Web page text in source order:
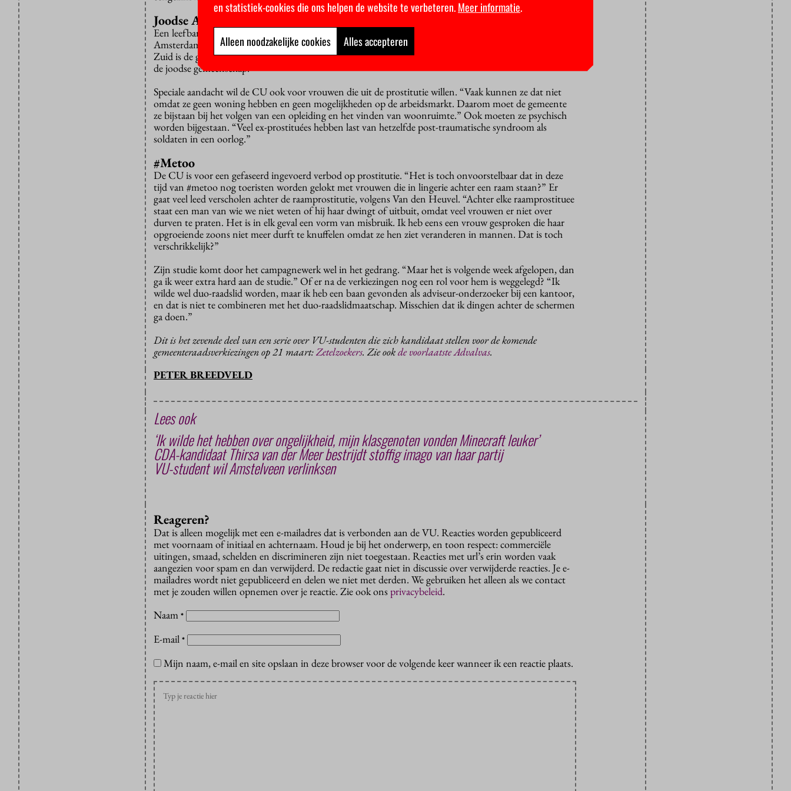
Joodse Amsterdammers
Een leefbare stad is er ook één waar iedereen zich veilig moet voelen. “Wij hebben veel joodse
Amsterdammers gesproken die zich niet veilig voelen, niet met een keppeltje over straat durven. Hier in
Zuid is de gevel van het Joodse restaurant HaCarmel al drie keer vernield. We moeten dus opkomen voor
de joodse gemeenschap.”
Speciale aandacht wil de CU ook voor vrouwen die uit de prostitutie willen. “Vaak kunnen ze dat niet
omdat ze geen woning hebben en geen mogelijkheden op de arbeidsmarkt. Daarom moet de gemeente
ze bijstaan bij het volgen van een opleiding en het vinden van woonruimte.” Ook moeten ze psychisch
worden bijgestaan. “Veel ex-prostituées hebben last van hetzelfde post-traumatische syndroom als
soldaten in een oorlog.”
#Metoo
De CU is voor een gefaseerd ingevoerd verbod op prostitutie. “Het is toch onvoorstelbaar dat in deze
tijd van #metoo nog toeristen worden gelokt met vrouwen die in lingerie achter een raam staan?” Er
gaat veel leed verscholen achter de raamprostitutie, volgens Van den Heuvel. “Achter elke raamprostituee
staat een man van wie we niet weten of hij haar dwingt of uitbuit, omdat veel vrouwen er niet over
durven te praten. Het is in elk geval een vorm van misbruik. Ik heb eens een vrouw gesproken die haar
opgroeiende zoons niet meer durft te knuffelen omdat ze hen ziet veranderen in mannen. Dat is toch
verschrikkelijk?”
Zijn studie komt door het campagnewerk wel in het gedrang. “Maar het is volgende week afgelopen, dan
ga ik weer extra hard aan de studie.” Of er na de verkiezingen nog een rol voor hem is weggelegd? “Ik
wilde wel duo-raadslid worden, maar ik heb een baan gevonden als adviseur-onderzoeker bij een kantoor,
en dat is niet te combineren met het duo-raadslidmaatschap. Misschien dat ik dingen achter de schermen
ga doen.”
Dit is het zevende deel van een serie over VU-studenten die zich kandidaat stellen voor de komende
gemeenteraadsverkiezingen op 21 maart:Zetelzoekers. Zie ookde voorlaatste Advalvas.
PETER BREEDVELD
Lees ook
‘Ik wilde het hebben over ongelijkheid, mijn klasgenoten vonden Minecraft leuker’
CDA-kandidaat Thirsa van der Meer bestrijdt stoffig imago van haar partij
VU-student wil Amstelveen verlinksen
Reageren?
Dat is alleen mogelijk met een e-mailadres dat is verbonden aan de VU. Reacties worden gepubliceerd
met voornaam of initiaal en achternaam. Houd je bij het onderwerp, en toon respect: commerciële
uitingen, smaad, schelden en discrimineren zijn niet toegestaan. Reacties met url’s erin worden vaak
aangezien voor spam en dan verwijderd. De redactie gaat niet in discussie over verwijderde reacties. Je e-
mailadres wordt niet gepubliceerd en delen we niet met derden. We gebruiken het alleen als we contact
met je zouden willen opnemen over je reactie. Zie ook onsprivacybeleid.
Naam *
E-mail *
Mijn naam, e-mail en site opslaan in deze browser voor de volgende keer wanneer ik een reactie plaats.
en statistiek-cookies die ons helpen de website te verbeteren.Meer informatie.
Alleen noodzakelijke cookies Alles accepteren